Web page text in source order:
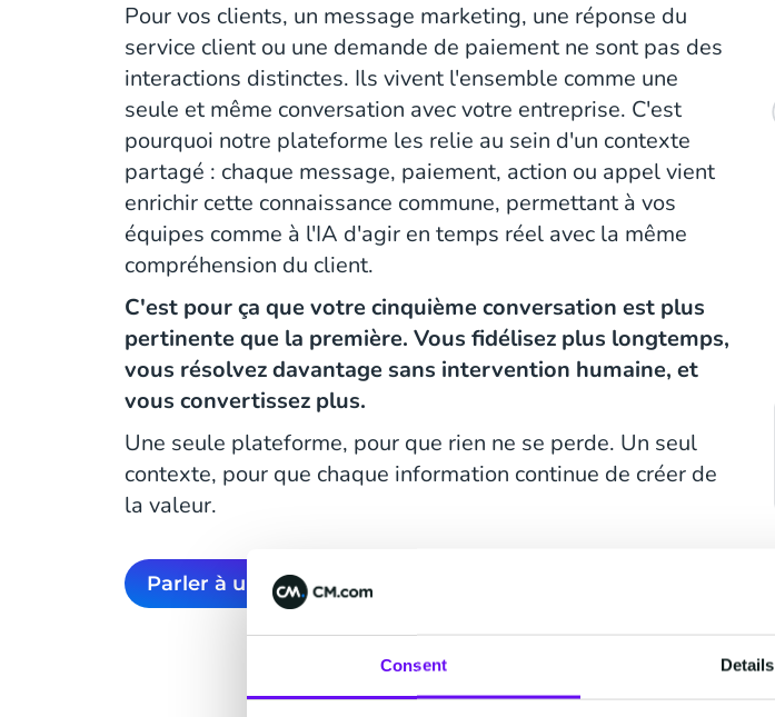
Consent Details
Pour vos clients, un message marketing, une réponse du
service client ou une demande de paiement ne sont pas des
interactions distinctes. Ils vivent l'ensemble comme une
seule et même conversation avec votre entreprise. C'est
pourquoi notre plateforme les relie au sein d'un contexte
partagé : chaque message, paiement, action ou appel vient
enrichir cette connaissance commune, permettant à vos
équipes comme à l'IA d'agir en temps réel avec la même
compréhension du client.
C'est pour ça que votre cinquième conversation est plus
pertinente que la première. Vous fidélisez plus longtemps,
vous résolvez davantage sans intervention humaine, et
vous convertissez plus.
Une seule plateforme, pour que rien ne se perde. Un seul
contexte, pour que chaque information continue de créer de
la valeur.
Parler à un expert